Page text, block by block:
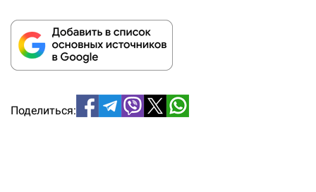
Поделиться: